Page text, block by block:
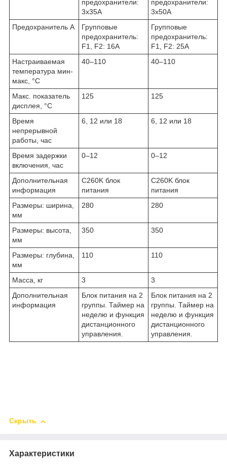
предохранители:
3x35A
предохранители:
3x50A
Предохранитель A
Групповые
предохранитель:
F1, F2: 16A
Групповые
предохранитель:
F1, F2: 25A
Настраиваемая
температура мин-
макс, °C
40–110 40–110
Макс. показатель
дисплея, °C
125 125
Время
непрерывной
работы, час
6, 12 или 18 6, 12 или 18
Время задержки
включения, час
0–12 0–12
Дополнительная
информация
C260K блок
питания
C260K блок
питания
Размеры: ширина,
мм
280 280
Размеры: высота,
мм
350 350
Размеры: глубина,
мм
110 110
Масса, кг 3
3
Дополнительная
информация
Блок питания на 2
группы. Таймер на
неделю и функция
дистанционного
управления.
Блок питания на 2
группы. Таймер на
неделю и функция
дистанционного
управления.
Скрыть
Характеристики